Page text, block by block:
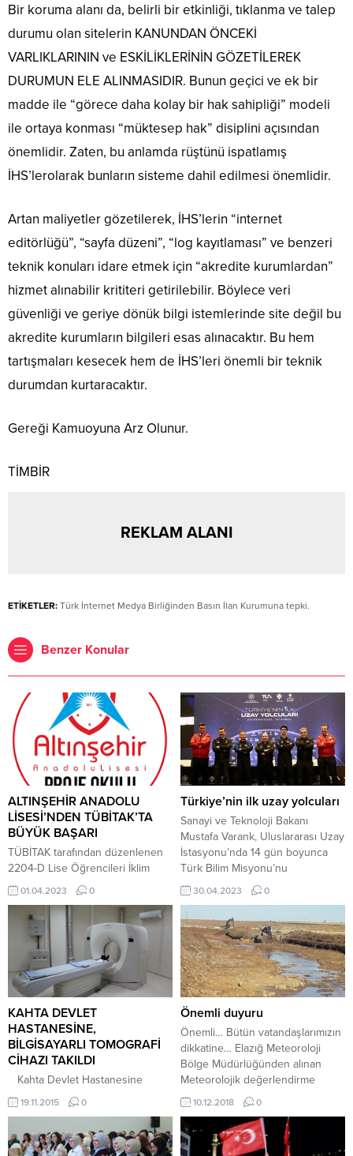
Bir koruma alanı da, belirli bir etkinliği, tıklanma ve talep
durumu olan sitelerin KANUNDAN ÖNCEKİ
VARLIKLARININ ve ESKİLİKLERİNİN GÖZETİLEREK
DURUMUN ELE ALINMASIDIR. Bunun geçici ve ek bir
madde ile “görece daha kolay bir hak sahipliği” modeli
ile ortaya konması “müktesep hak” disiplini açısından
önemlidir. Zaten, bu anlamda rüştünü ispatlamış
İHS’lerolarak bunların sisteme dahil edilmesi önemlidir.
Artan maliyetler gözetilerek, İHS’lerin “internet
editörlüğü”, “sayfa düzeni”, “log kayıtlaması” ve benzeri
teknik konuları idare etmek için “akredite kurumlardan”
hizmet alınabilir krititeri getirilebilir. Böylece veri
güvenliği ve geriye dönük bilgi istemlerinde site değil bu
akredite kurumların bilgileri esas alınacaktır. Bu hem
tartışmaları kesecek hem de İHS’leri önemli bir teknik
durumdan kurtaracaktır.
Gereği Kamuoyuna Arz Olunur.
TİMBİR
REKLAM ALANI
ETİKETLER: Türk İnternet Medya Birliğinden Basın İlan Kurumuna tepki.
Benzer Konular
ALTINŞEHİR ANADOLU
LİSESİ’NDEN TÜBİTAK’TA
BÜYÜK BAŞARI
TÜBİTAK tarafından düzenlenen
2204-D Lise Öğrencileri İklim
Değişikliği ve 2204-A Lise
Öğrencileri Araştırma Projeleri
Yarışmaları sonuçları açıklandı.
Açıklanan sonuçlara göre 6
alanda düzenlenen İklim
Değişikliği yarışmasında 3 proje
ile, 12 alanda düzenlenen
Araştırma Projeleri Yarışmasına
ise 8 proje ile bölge finallerine
katılmaya hak kazanan Adıyaman
Altınşehir Anadolu Lisesi, toplam
11...
01.04.2023 0
Türkiye’nin ilk uzay yolcuları
Sanayi ve Teknoloji Bakanı
Mustafa Varank, Uluslararası Uzay
İstasyonu’nda 14 gün boyunca
Türk Bilim Misyonu’nu
gerçekleştirecek bir asıl bir yedek
olmak üzere belirlenen
Türkiye’nin ilk uzay yolcularıyla
basın açıklaması yaptı. Ailesiyle
birlikte basın açıklamasına katılan
asıl aday olan Alper Gezeravcı,
“Milletimize müteşekkirim.”
derken 2 numaralı aday Tuva
Cihangir Atasever, Hayatımdaki...
30.04.2023 0
KAHTA DEVLET
HASTANESİNE,
BİLGİSAYARLI TOMOGRAFİ
CİHAZI TAKILDI
Kahta Devlet Hastanesine
Bilgisayarlı Tomografi Cihazının
Kurulumu Yapıldı. SAĞLIKTA
KAHTA’NIN BÜYÜK EKSİĞİ
GİDERİLDİ… Kahta’lı hastalar
19.11.2015 0
Önemli duyuru
Önemli… Bütün vatandaşlarımızın
dikkatine… Elazığ Meteoroloji
Bölge Müdürlüğünden alınan
Meteorolojik değerlendirme
verilerine göre 10/12/2018-
12.12.2018 tarihleri arasında
Adıyaman’ın özellikle kuzey
kesimlerinde 12.12.2018 Çarşamba
10.12.2018 0